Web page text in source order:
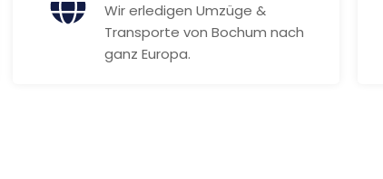
Wir erledigen Umzüge &
Transporte von Bochum nach
ganz Europa.